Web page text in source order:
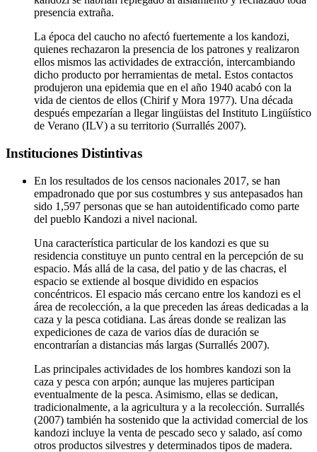
presencia extraña.
La época del caucho no afectó fuertemente a los kandozi,
quienes rechazaron la presencia de los patrones y realizaron
ellos mismos las actividades de extracción, intercambiando
dicho producto por herramientas de metal. Estos contactos
produjeron una epidemia que en el año 1940 acabó con la
vida de cientos de ellos (Chirif y Mora 1977). Una década
después empezarían a llegar lingüistas del Instituto Lingüístico
de Verano (ILV) a su territorio (Surrallés 2007).
Instituciones Distintivas
En los resultados de los censos nacionales 2017, se han
empadronado que por sus costumbres y sus antepasados han
sido 1,597 personas que se han autoidentificado como parte
del pueblo Kandozi a nivel nacional.
Una característica particular de los kandozi es que su
residencia constituye un punto central en la percepción de su
espacio. Más allá de la casa, del patio y de las chacras, el
espacio se extiende al bosque dividido en espacios
concéntricos. El espacio más cercano entre los kandozi es el
área de recolección, a la que preceden las áreas dedicadas a la
caza y la pesca cotidiana. Las áreas donde se realizan las
expediciones de caza de varios días de duración se
encontrarían a distancias más largas (Surrallés 2007).
Las principales actividades de los hombres kandozi son la
caza y pesca con arpón; aunque las mujeres participan
eventualmente de la pesca. Asimismo, ellas se dedican,
tradicionalmente, a la agricultura y a la recolección. Surrallés
(2007) también ha sostenido que la actividad comercial de los
kandozi incluye la venta de pescado seco y salado, así como
otros productos silvestres y determinados tipos de madera.